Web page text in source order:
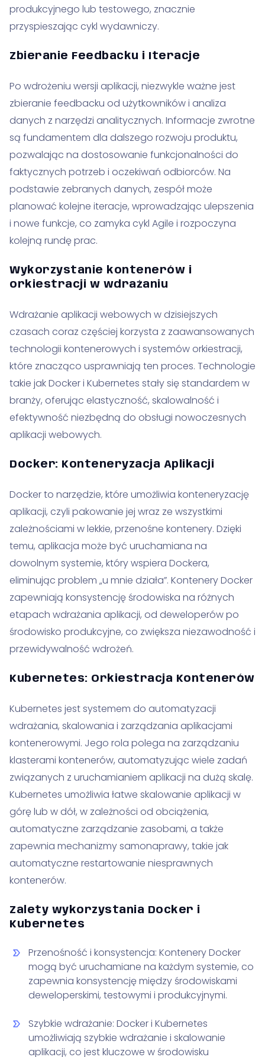
produkcyjnego lub testowego, znacznie
przyspieszając cykl wydawniczy.
Zbieranie Feedbacku i Iteracje
Po wdrożeniu wersji aplikacji, niezwykle ważne jest
zbieranie feedbacku od użytkowników i analiza
danych z narzędzi analitycznych. Informacje zwrotne
są fundamentem dla dalszego rozwoju produktu,
pozwalając na dostosowanie funkcjonalności do
faktycznych potrzeb i oczekiwań odbiorców. Na
podstawie zebranych danych, zespół może
planować kolejne iteracje, wprowadzając ulepszenia
i nowe funkcje, co zamyka cykl Agile i rozpoczyna
kolejną rundę prac.
Wykorzystanie kontenerów i
orkiestracji w wdrażaniu
Wdrażanie aplikacji webowych w dzisiejszych
czasach coraz częściej korzysta z zaawansowanych
technologii kontenerowych i systemów orkiestracji,
które znacząco usprawniają ten proces. Technologie
takie jak Docker i Kubernetes stały się standardem w
branży, oferując elastyczność, skalowalność i
efektywność niezbędną do obsługi nowoczesnych
aplikacji webowych.
Docker: Konteneryzacja Aplikacji
Docker to narzędzie, które umożliwia konteneryzację
aplikacji, czyli pakowanie jej wraz ze wszystkimi
zależnościami w lekkie, przenośne kontenery. Dzięki
temu, aplikacja może być uruchamiana na
dowolnym systemie, który wspiera Dockera,
eliminując problem „u mnie działa”. Kontenery Docker
zapewniają konsystencję środowiska na różnych
etapach wdrażania aplikacji, od deweloperów po
środowisko produkcyjne, co zwiększa niezawodność i
przewidywalność wdrożeń.
Kubernetes: Orkiestracja Kontenerów
Kubernetes jest systemem do automatyzacji
wdrażania, skalowania i zarządzania aplikacjami
kontenerowymi. Jego rola polega na zarządzaniu
klasterami kontenerów, automatyzując wiele zadań
związanych z uruchamianiem aplikacji na dużą skalę.
Kubernetes umożliwia łatwe skalowanie aplikacji w
górę lub w dół, w zależności od obciążenia,
automatyczne zarządzanie zasobami, a także
zapewnia mechanizmy samonaprawy, takie jak
automatyczne restartowanie niesprawnych
kontenerów.
Zalety wykorzystania Docker i
Kubernetes
Przenośność i konsystencja: Kontenery Docker
mogą być uruchamiane na każdym systemie, co
zapewnia konsystencję między środowiskami
deweloperskimi, testowymi i produkcyjnymi.
Szybkie wdrażanie: Docker i Kubernetes
umożliwiają szybkie wdrażanie i skalowanie
aplikacji, co jest kluczowe w środowisku